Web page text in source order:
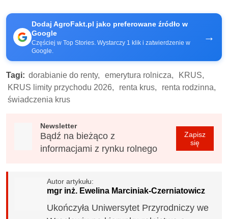
Dodaj AgroFakt.pl jako preferowane źródło w
Google
Częściej w Top Stories. Wystarczy 1 klik i zatwierdzenie w
Google.
→
Tagi: dorabianie do renty, emerytura rolnicza,
KRUS,
KRUS limity przychodu 2026,
renta krus,
renta rodzinna,
świadczenia krus
Newsletter
Bądź na bieżąco z
informacjami z rynku rolnego
Zapisz
się
Autor artykułu:
mgr inż. Ewelina Marciniak-Czerniatowicz
Ukończyła Uniwersytet Przyrodniczy we